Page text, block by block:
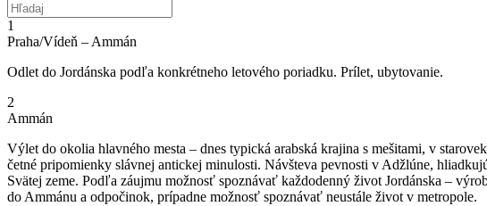
1
Praha/Vídeň – Ammán
Odlet do Jordánska podľa konkrétneho letového poriadku. Prílet, ubytovanie.
2
Ammán
Výlet do okolia hlavného mesta – dnes typická arabská krajina s mešitami, v
četné pripomienky slávnej antickej minulosti. Návšteva pevnosti v Adžlúne,
Svätej zeme. Podľa záujmu možnosť spoznávať každodenný život Jordánska –
do Ammánu a odpočinok, prípadne možnosť spoznávať neustále život v metropole.